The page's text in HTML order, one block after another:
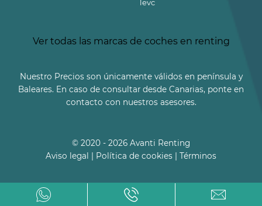
levc
Ver todas las marcas de coches en renting
Nuestro Precios son únicamente válidos en península y
Baleares. En caso de consultar desde Canarias, ponte en
contacto con nuestros asesores.
© 2020 - 2026 Avanti Renting
Aviso legal
Política de cookies Términos